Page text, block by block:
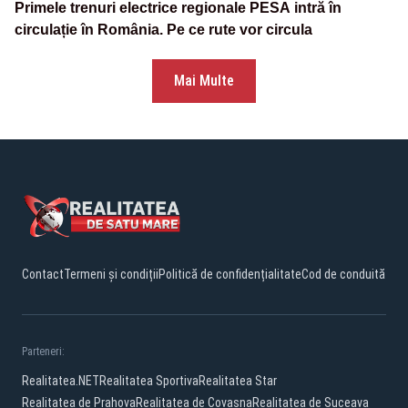
Primele trenuri electrice regionale PESA intră în
circulație în România. Pe ce rute vor circula
Mai Multe
ContactTermeni și condițiiPolitică de confidențialitateCod de conduită
Parteneri:
Realitatea.NETRealitatea SportivaRealitatea Star
Realitatea de PrahovaRealitatea de CovasnaRealitatea de Suceava